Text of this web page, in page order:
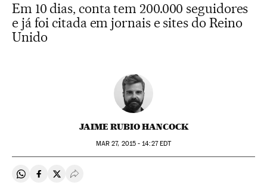
Em 10 dias, conta tem 200.000 seguidores
e já foi citada em jornais e sites do Reino
Unido
JAIME RUBIO HANCOCK
MAR 27, 2015 - 14:27EDT
Compartir en Whatsapp
Compartir en Facebook
Compartir en Twitter
Desplegar Redes Sociales